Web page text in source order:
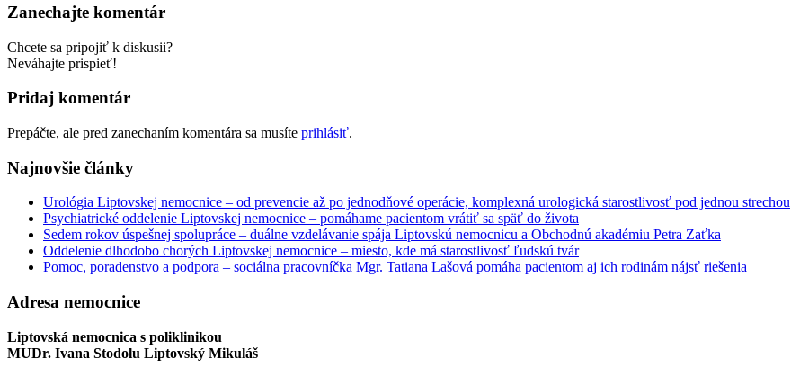
Zanechajte komentár
Chcete sa pripojiť k diskusii?
Neváhajte prispieť!
Pridaj komentár
Prepáčte, ale pred zanechaním komentára sa musíte prihlásiť.
Najnovšie články
Urológia Liptovskej nemocnice – od prevencie až po jednodňové operácie, komplexná urologická starostlivosť pod jednou strechou
Psychiatrické oddelenie Liptovskej nemocnice – pomáhame pacientom vrátiť sa späť do života
Sedem rokov úspešnej spolupráce – duálne vzdelávanie spája Liptovskú nemocnicu a Obchodnú akadémiu Petra Zaťka
Oddelenie dlhodobo chorých Liptovskej nemocnice – miesto, kde má starostlivosť ľudskú tvár
Pomoc, poradenstvo a podpora – sociálna pracovníčka Mgr. Tatiana Lašová pomáha pacientom aj ich rodinám nájsť riešenia
Adresa nemocnice
Liptovská nemocnica s poliklinikou
MUDr. Ivana Stodolu Liptovský Mikuláš